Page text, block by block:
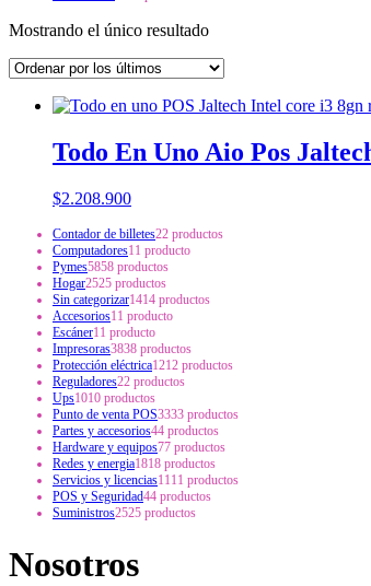
Mostrando el único resultado
Todo En Uno Aio Pos
$2.208.900
Contador de billetes22 productos
Computadores11 producto
Pymes5858 productos
Hogar2525 productos
Sin categorizar1414 productos
Accesorios11 producto
Escáner11 producto
Impresoras3838 productos
Protección eléctrica1212 productos
Reguladores22 productos
Ups1010 productos
Punto de venta POS3333 productos
Partes y accesorios44 productos
Hardware y equipos77 productos
Redes y energia1818 productos
Servicios y licencias1111 productos
POS y Seguridad44 productos
Suministros2525 productos
Nosotros